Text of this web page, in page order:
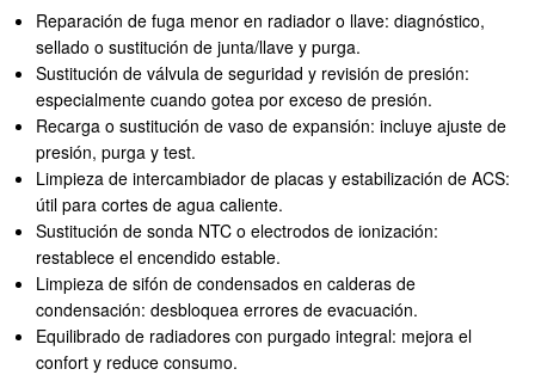
Reparación de fuga menor en radiador o llave: diagnóstico,
sellado o sustitución de junta/llave y purga.
Sustitución de válvula de seguridad y revisión de presión:
especialmente cuando gotea por exceso de presión.
Recarga o sustitución de vaso de expansión: incluye ajuste de
presión, purga y test.
Limpieza de intercambiador de placas y estabilización de ACS:
útil para cortes de agua caliente.
Sustitución de sonda NTC o electrodos de ionización:
restablece el encendido estable.
Limpieza de sifón de condensados en calderas de
condensación: desbloquea errores de evacuación.
Equilibrado de radiadores con purgado integral: mejora el
confort y reduce consumo.